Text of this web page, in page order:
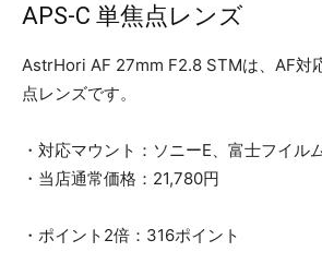
APS-C 単焦点レンズ
AstrHori AF 27mm F2.8 STMは、AF対
点レンズです。
・対応マウント：ソニーE、富士フイル
・当店通常価格：21,780円
・ポイント2倍：316ポイント